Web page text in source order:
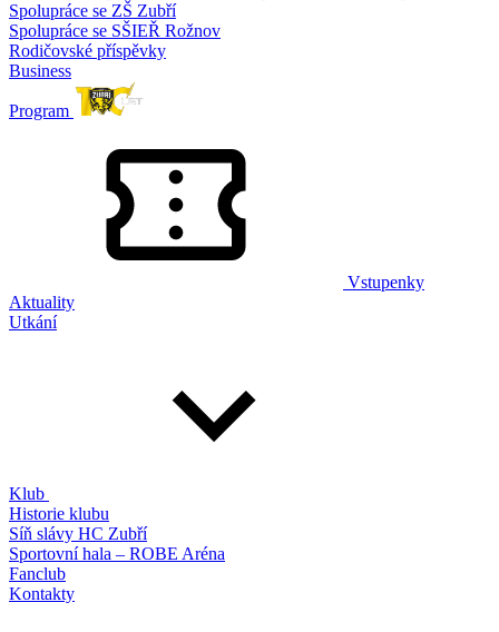
Spolupráce se ZŠ Zubří
Spolupráce se SŠIEŘ Rožnov
Rodičovské příspěvky
Business
Program
Vstupenky
Aktuality
Utkání
Klub
Historie klubu
Síň slávy HC Zubří
Sportovní hala – ROBE Aréna
Fanclub
Kontakty